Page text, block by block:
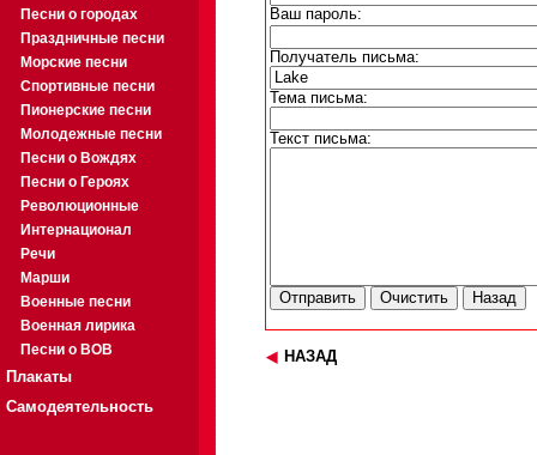
Песни о городах
Праздничные песни
Морские песни
Спортивные песни
Пионерские песни
Молодежные песни
Песни о Вождях
Песни о Героях
Революционные
Интернационал
Речи
Марши
Военные песни
Военная лирика
Песни о ВОВ
Плакаты
Самодеятельность
Ваш пароль:
Получатель письма:
Тема письма:
Текст письма:
НАЗАД